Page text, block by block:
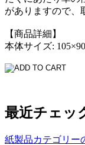
がありますので、
【商品詳細】
本体サイズ:
最近チェッ
紙製品カテゴリー